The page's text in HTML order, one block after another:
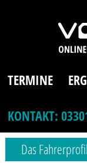
TERMINE
KONTAKT:
Das